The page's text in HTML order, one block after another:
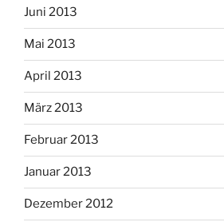
Juni 2013
Mai 2013
April 2013
März 2013
Februar 2013
Januar 2013
Dezember 2012